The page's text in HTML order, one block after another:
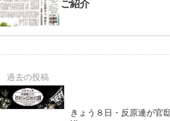
ご紹介
きょう８日・反原連が官